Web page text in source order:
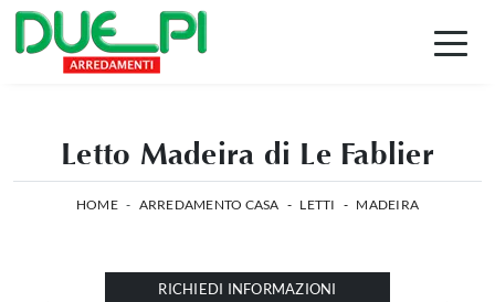
Letto Madeira di Le Fablier
HOME - ARREDAMENTO CASA - LETTI - MADEIRA
RICHIEDI INFORMAZIONI